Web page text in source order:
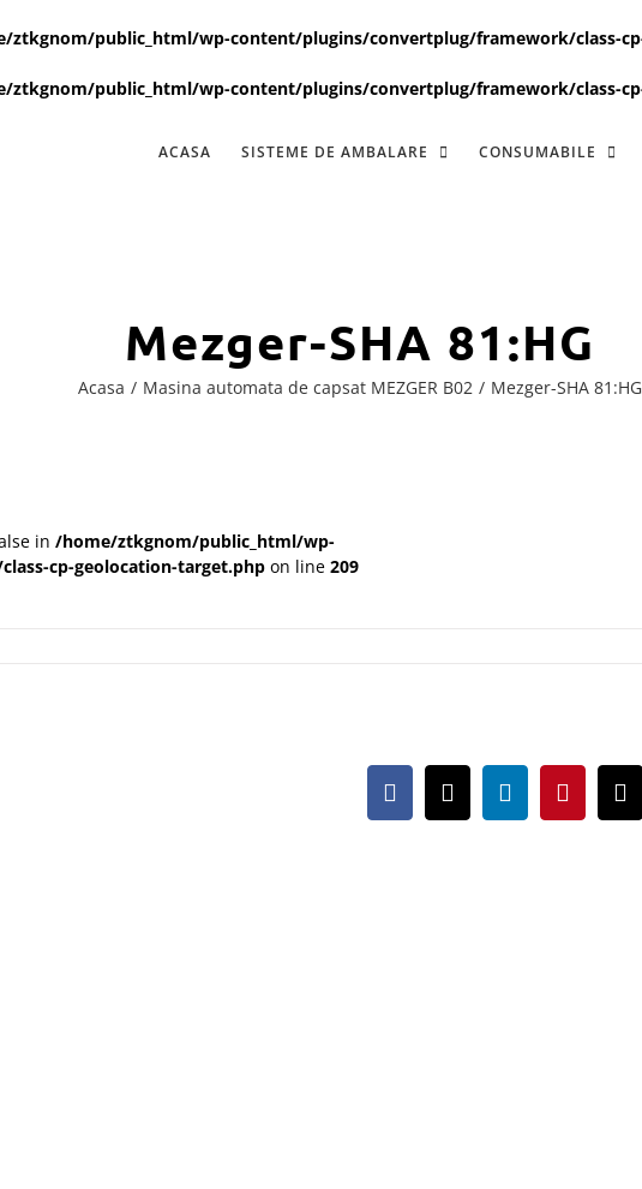
ztkgnom/public_html/wp-content/plugins/convertplug/framework/class-
ztkgnom/public_html/wp-content/plugins/convertplug/framework/class-
ACASA SISTEME DE AMBALARE CONSUMABILE
Mezger-SHA 81:HG
Acasa Masina automata de capsat MEZGER B02 Mezger-SHA 81:HG
in /home/ztkgnom/public_html/wp-
cp-geolocation-target.php on line 209
Facebook
X LinkedInPinterest
E-